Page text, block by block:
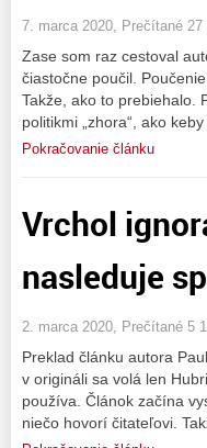
7. marca 2020, Prečítané 27
Zase som raz cestoval
čiastočne poučil.
Takže, ako to prebiehalo.
politikmi „zhora“, ako
Pokračovanie článku
Vrchol
nasleduje
2. marca 2020, Prečítané 5
Preklad článku autora
v origináli sa volá len
používa. Článok začína
niečo hovorí čitateľovi.